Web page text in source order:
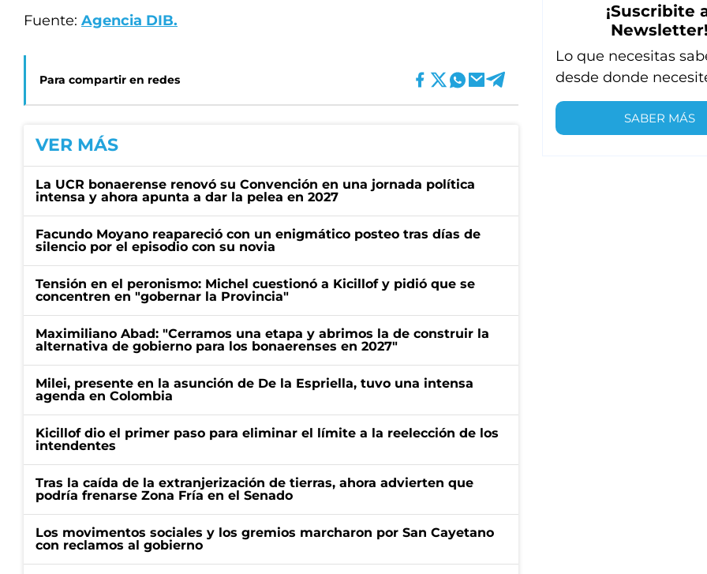
Fuente: Agencia DIB.
Para compartir en redes
VER MÁS
La UCR bonaerense renovó su Convención en una jornada política
intensa y ahora apunta a dar la pelea en 2027
Facundo Moyano reapareció con un enigmático posteo tras días de
silencio por el episodio con su novia
Tensión en el peronismo: Michel cuestionó a Kicillof y pidió que se
concentren en "gobernar la Provincia"
Maximiliano Abad: "Cerramos una etapa y abrimos la de construir la
alternativa de gobierno para los bonaerenses en 2027"
Milei, presente en la asunción de De la Espriella, tuvo una intensa
agenda en Colombia
Kicillof dio el primer paso para eliminar el límite a la reelección de los
intendentes
Tras la caída de la extranjerización de tierras, ahora advierten que
podría frenarse Zona Fría en el Senado
Los movimentos sociales y los gremios marcharon por San Cayetano
con reclamos al gobierno
¡Suscribite
Newsletter!
Lo que necesitas
desde donde
SABER MÁS